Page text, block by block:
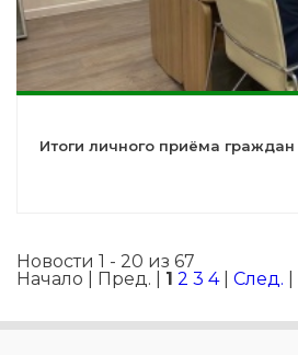
Итоги личного приёма граждан
Новости 1 - 20 из 67
Начало | Пред. | 1 2 3 4| След.